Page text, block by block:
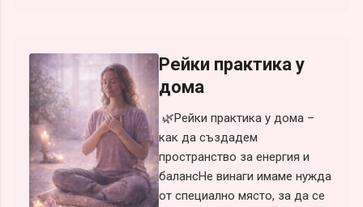
Рейки практика у
дома
🌿Рейки практика у дома –
как да създадем
пространство за енергия и
балансНе винаги имаме нужда
от специално място, за да се